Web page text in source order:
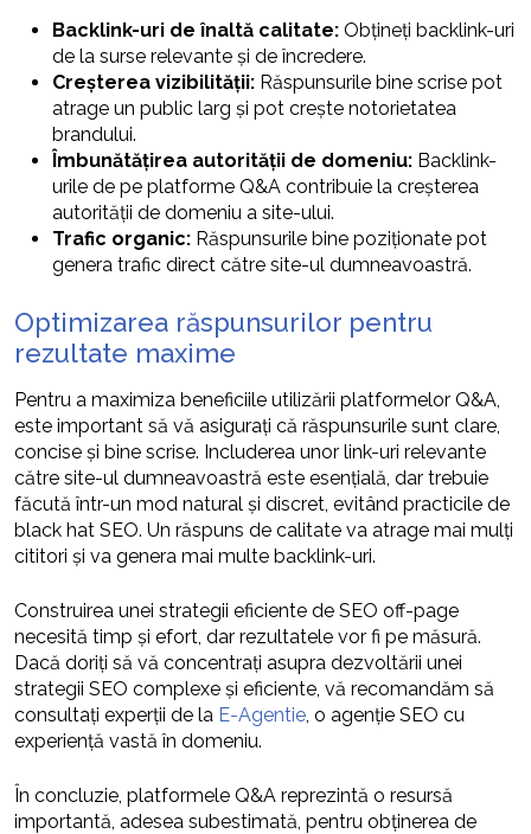
Backlink-uri de înaltă calitate: Obțineți backlink-uri
de la surse relevante și de încredere.
Creșterea vizibilității: Răspunsurile bine scrise pot
atrage un public larg și pot crește notorietatea
brandului.
Îmbunătățirea autorității de domeniu: Backlink-
urile de pe platforme Q&A contribuie la creșterea
autorității de domeniu a site-ului.
Trafic organic: Răspunsurile bine poziționate pot
genera trafic direct către site-ul dumneavoastră.
Optimizarea răspunsurilor pentru
rezultate maxime
Pentru a maximiza beneficiile utilizării platformelor Q&A,
este important să vă asigurați că răspunsurile sunt clare,
concise și bine scrise. Includerea unor link-uri relevante
către site-ul dumneavoastră este esențială, dar trebuie
făcută într-un mod natural și discret, evitând practicile de
black hat SEO. Un răspuns de calitate va atrage mai mulți
cititori și va genera mai multe backlink-uri.
Construirea unei strategii eficiente de SEO off-page
necesită timp și efort, dar rezultatele vor fi pe măsură.
Dacă doriți să vă concentrați asupra dezvoltării unei
strategii SEO complexe și eficiente, vă recomandăm să
consultați experții de la E-Agentie, o agenție SEO cu
experiență vastă în domeniu.
În concluzie, platformele Q&A reprezintă o resursă
importantă, adesea subestimată, pentru obținerea de